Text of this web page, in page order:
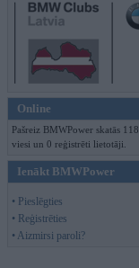
Online
Pašreiz BMWPower skatās 118
viesi un 0 reģistrēti lietotāji.
Ienākt BMWPower
• Pieslēgties
• Reģistrēties
• Aizmirsi paroli?